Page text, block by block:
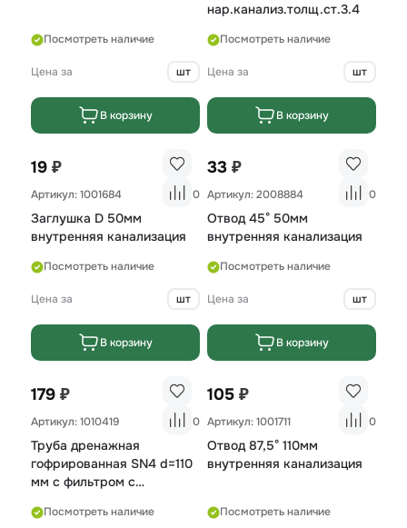
Посмотреть наличие
Цена за шт
В корзину
нар.канализ.толщ.ст.3.4
Посмотреть наличие
Цена за шт
В корзину
19 ₽
Артикул: 1001684 0
Заглушка D 50мм
внутренняя канализация
Посмотреть наличие
Цена за шт
В корзину
33 ₽
Артикул: 2008884 0
Отвод 45° 50мм
внутренняя канализация
Посмотреть наличие
Цена за шт
В корзину
179 ₽
Артикул: 1010419 0
Труба дренажная
гофрированная SN4 d=110
мм с фильтром с
Посмотреть наличие
105 ₽
Артикул: 1001711 0
Отвод 87,5° 110мм
внутренняя канализация
Посмотреть наличие